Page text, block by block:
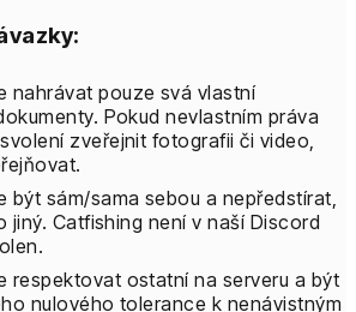
nahrávat pouze svá vlastní
Pokud nevlastním práva
zveřejnit fotografii či video,
být sám/sama sebou a nepředstírat,
jiný. Catfishing není v naší Discord
respektovat ostatní na serveru a být
nulového tolerance k nenávistným